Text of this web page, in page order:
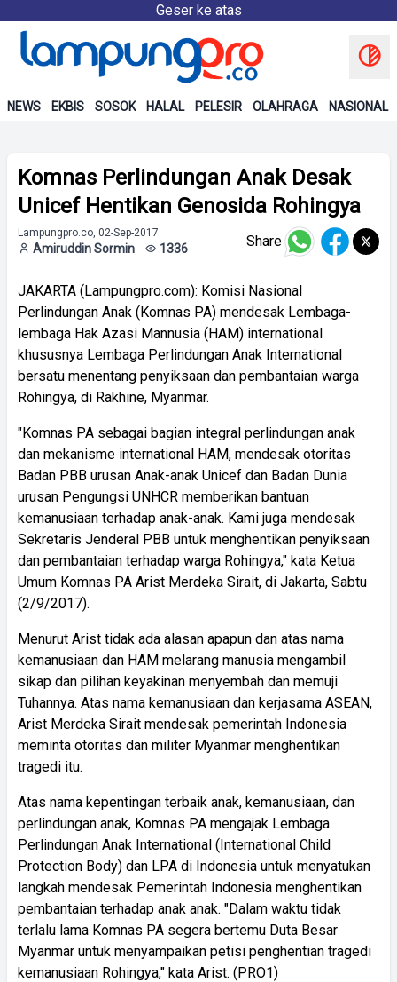
Geser ke atas
NEWS EKBIS SOSOK HALAL PELESIR OLAHRAGA NASIONAL
Komnas Perlindungan Anak Desak
Unicef Hentikan Genosida Rohingya
Lampungpro.co, 02-Sep-2017
Amiruddin Sormin 1336 Share
JAKARTA (Lampungpro.com): Komisi Nasional
Perlindungan Anak (Komnas PA) mendesak Lembaga-
lembaga Hak Azasi Mannusia (HAM) international
khususnya Lembaga Perlindungan Anak International
bersatu menentang penyiksaan dan pembantaian warga
Rohingya, di Rakhine, Myanmar.
"Komnas PA sebagai bagian integral perlindungan anak
dan mekanisme international HAM, mendesak otoritas
Badan PBB urusan Anak-anak Unicef dan Badan Dunia
urusan Pengungsi UNHCR memberikan bantuan
kemanusiaan terhadap anak-anak. Kami juga mendesak
Sekretaris Jenderal PBB untuk menghentikan penyiksaan
dan pembantaian terhadap warga Rohingya," kata Ketua
Umum Komnas PA Arist Merdeka Sirait, di Jakarta, Sabtu
(2/9/2017).
Menurut Arist tidak ada alasan apapun dan atas nama
kemanusiaan dan HAM melarang manusia mengambil
sikap dan pilihan keyakinan menyembah dan memuji
Tuhannya. Atas nama kemanusiaan dan kerjasama ASEAN,
Arist Merdeka Sirait mendesak pemerintah Indonesia
meminta otoritas dan militer Myanmar menghentikan
tragedi itu.
Atas nama kepentingan terbaik anak, kemanusiaan, dan
perlindungan anak, Komnas PA mengajak Lembaga
Perlindungan Anak International (International Child
Protection Body) dan LPA di Indonesia untuk menyatukan
langkah mendesak Pemerintah Indonesia menghentikan
pembantaian terhadap anak anak. "Dalam waktu tidak
terlalu lama Komnas PA segera bertemu Duta Besar
Myanmar untuk menyampaikan petisi penghentian tragedi
kemanusiaan Rohingya," kata Arist. (PRO1)